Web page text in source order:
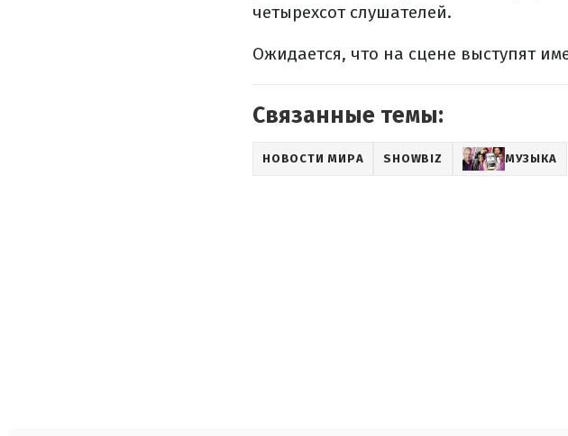
четырехсот слушателей.
Ожидается, что на сцене выступят
Связанные темы:
НОВОСТИ МИРА SHOWBIZ МУЗЫКА